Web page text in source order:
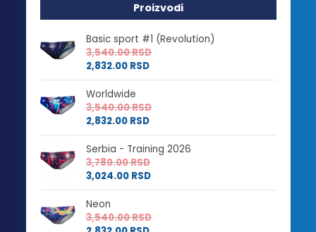
Proizvodi
Basic sport #1 (Revolution)
3,540.00RSD
2,832.00 RSD
Worldwide
3,540.00RSD
2,832.00 RSD
Serbia - Training 2026
3,780.00RSD
3,024.00 RSD
Neon
3,540.00RSD